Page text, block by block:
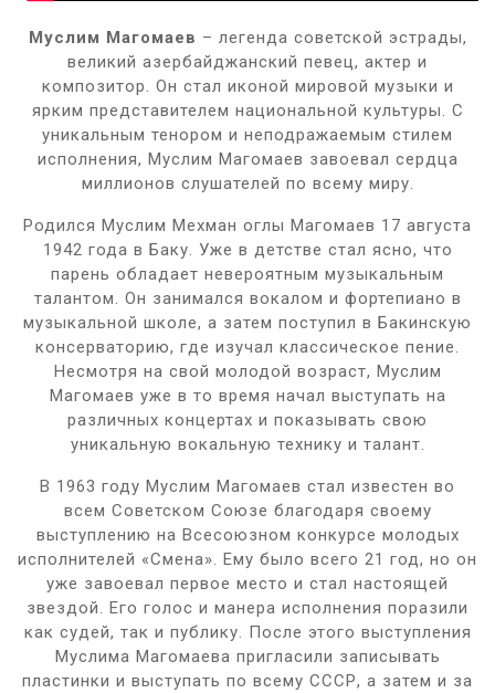
Муслим Магомаев – легенда советской эстрады,
великий азербайджанский певец, актер и
композитор. Он стал иконой мировой музыки и
ярким представителем национальной культуры. С
уникальным тенором и неподражаемым стилем
исполнения, Муслим Магомаев завоевал сердца
миллионов слушателей по всему миру.
Родился Муслим Мехман оглы Магомаев 17 августа
1942 года в Баку. Уже в детстве стал ясно, что
парень обладает невероятным музыкальным
талантом. Он занимался вокалом и фортепиано в
музыкальной школе, а затем поступил в Бакинскую
консерваторию, где изучал классическое пение.
Несмотря на свой молодой возраст, Муслим
Магомаев уже в то время начал выступать на
различных концертах и показывать свою
уникальную вокальную технику и талант.
В 1963 году Муслим Магомаев стал известен во
всем Советском Союзе благодаря своему
выступлению на Всесоюзном конкурсе молодых
исполнителей «Смена». Ему было всего 21 год, но он
уже завоевал первое место и стал настоящей
звездой. Его голос и манера исполнения поразили
как судей, так и публику. После этого выступления
Муслима Магомаева пригласили записывать
пластинки и выступать по всему СССР, а затем и за